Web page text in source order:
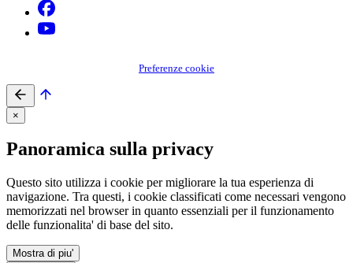
Preferenze cookie
×
Panoramica sulla privacy
Questo sito utilizza i cookie per migliorare la tua esperienza di
navigazione. Tra questi, i cookie classificati come necessari vengono
memorizzati nel browser in quanto essenziali per il funzionamento
delle funzionalita' di base del sito.
Mostra di piu'